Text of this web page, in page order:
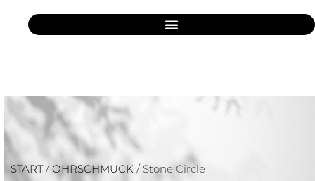
START/OHRSCHMUCK / Stone Circle